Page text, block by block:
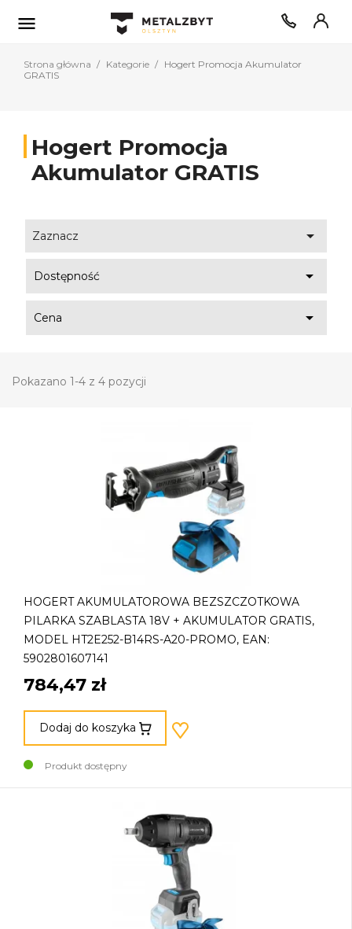

Strona główna Kategorie
Hogert Promocja Akumulator
GRATIS
Hogert Promocja
Akumulator GRATIS
Zaznacz 
Dostępność 
Cena 
Pokazano 1-4 z 4 pozycji
HOGERT AKUMULATOROWA BEZSZCZOTKOWA
PILARKA SZABLASTA 18V + AKUMULATOR GRATIS,
MODEL HT2E252-B14RS-A20-PROMO, EAN:
5902801607141
784,47 zł
Dodaj do koszyka
Produkt dostępny